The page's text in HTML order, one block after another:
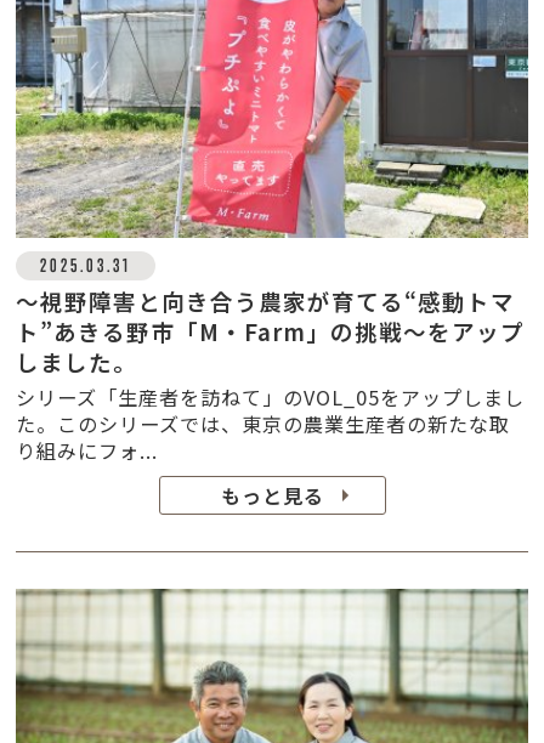
2025.03.31
～視野障害と向き合う農家が育てる“感動トマ
ト”あきる野市「M・Farm」の挑戦～をアップ
しました。
シリーズ「生産者を訪ねて」のVOL_05をアップしまし
た。このシリーズでは、東京の農業生産者の新たな取
り組みにフォ...
もっと見る